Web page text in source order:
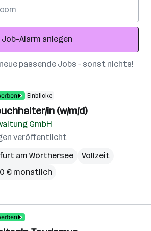
Job-Alarm anlegen
passende Jobs – sonst nichts!
Einblicke
in (w/m/d)
GmbH
veröffentlicht
am Wörthersee
Vollzeit
€ monatlich